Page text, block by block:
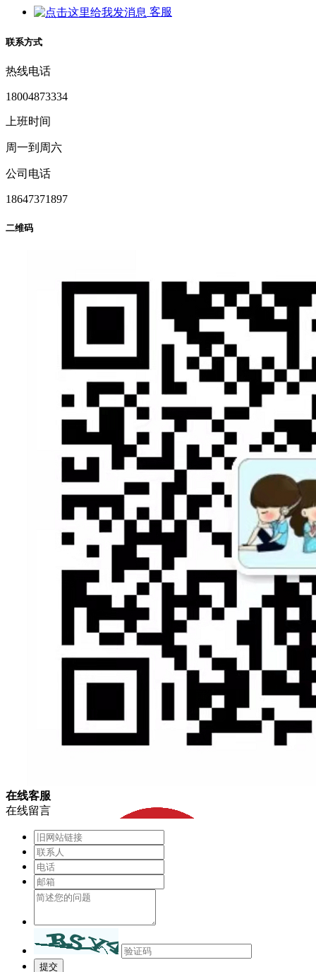
客服
联系方式
热线电话
18004873334
上班时间
周一到周六
公司电话
18647371897
二维码
在线客服
在线留言
提交